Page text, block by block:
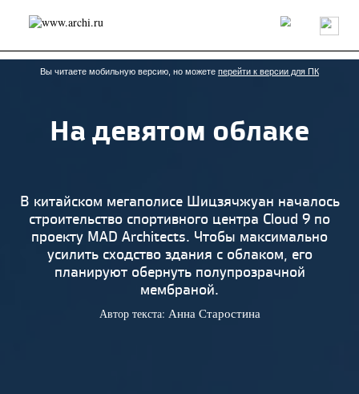
Россия Мир Технологии Интерьер Пресса
Архитекторы
Проекты
Конкурсы События Книги Вакансии
send.project Анонсы конкурсов
Блог
Интервью
Дизайн
Иностранцы в России
Интерьер
Книги
Наследие Образование
Урбанистика
Эко
Вы читаете мобильную версию, но можете перейти к версии для ПК
На девятом облаке
В китайском мегаполисе Шицзячжуан началось
строительство спортивного центра Cloud 9 по
проекту MAD Architects. Чтобы максимально
усилить сходство здания с облаком, его
планируют обернуть полупрозрачной
мембраной.
Автор текста: Анна Старостина